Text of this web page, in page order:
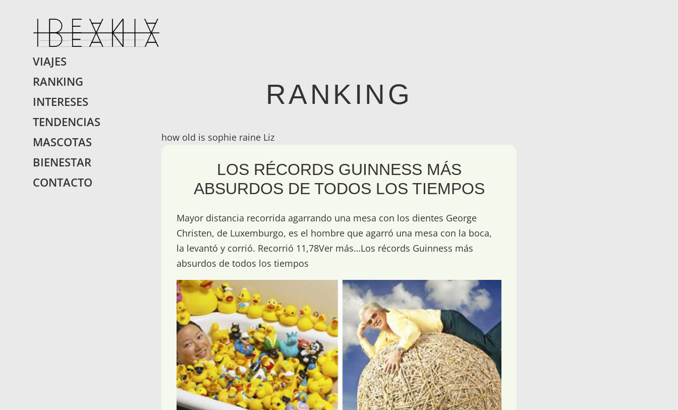
VIAJES
RANKING
INTERESES
TENDENCIAS
MASCOTAS
BIENESTAR
CONTACTO
RANKING
how old is sophie raine Liz
LOS RÉCORDS GUINNESS MÁS
ABSURDOS DE TODOS LOS TIEMPOS
Mayor distancia recorrida agarrando una mesa con los dientes George
Christen, de Luxemburgo, es el hombre que agarró una mesa con la boca,
la levantó y corrió. Recorrió 11,78Ver más…Los récords Guinness más
absurdos de todos los tiempos